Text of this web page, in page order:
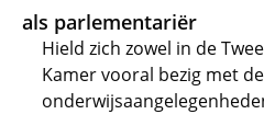
als parlementariër
Hield zich zowel in de
Kamer vooral bezig met